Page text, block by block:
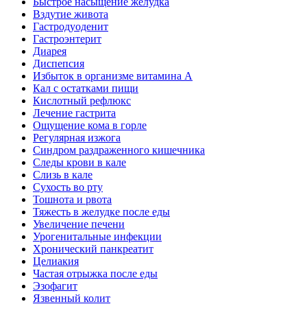
Вздутие живота
Гастродуоденит
Гастроэнтерит
Диарея
Диспепсия
Избыток в организме витамина А
Кал с остатками пищи
Кислотный рефлюкс
Лечение гастрита
Ощущение кома в горле
Регулярная изжога
Синдром раздраженного кишечника
Следы крови в кале
Слизь в кале
Сухость во рту
Тошнота и рвота
Тяжесть в желудке после еды
Увеличение печени
Урогенитальные инфекции
Хронический панкреатит
Целиакия
Частая отрыжка после еды
Эзофагит
Язвенный колит